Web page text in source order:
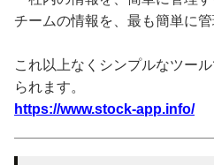
チームの情報を、最も簡単に
これ以上なくシンプルなツー
られます。
https://www.stock-app.info/